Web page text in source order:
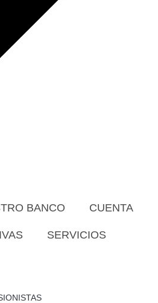
BANCO CUENTA
SERVICIOS